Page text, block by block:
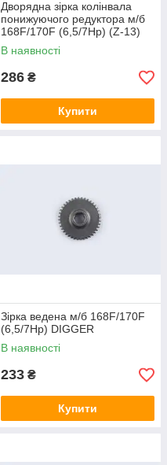
Дворядна зірка колінвала
понижуючого редуктора м/б
168F/170F (6,5/7Hp) (Z-13)
AMG
В наявності
286 ₴
Купити
Зірка ведена м/б 168F/170F
(6,5/7Hp) DIGGER
В наявності
233 ₴
Купити